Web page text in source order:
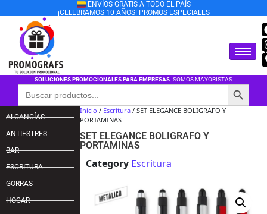
ENVÍOS GRATIS A TODO EL PAÍS
¡CELEBRAMOS 10 AÑOS! PROMOS ESPECIALES
SOLUCIONES PROMOCIONALES PARA EMPRESAS. SOMOS MAYORISTAS
Buscar: Botón de
ALCANCÍAS
ANTIESTRES
BAR
ESCRITURA
GORRAS
HOGAR
Inicio / Escritura / SET ELEGANCE BOLIGRAFO Y
PORTAMINAS
SET ELEGANCE BOLIGRAFO Y
PORTAMINAS
Category Escritura